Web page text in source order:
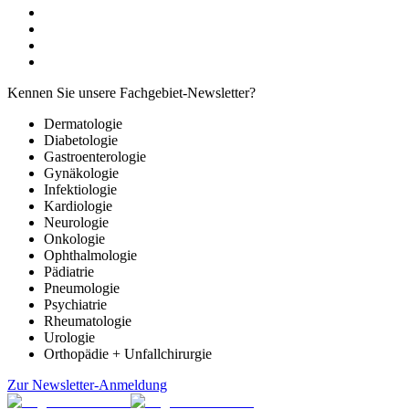
Kennen Sie unsere Fachgebiet-Newsletter?
Dermatologie
Diabetologie
Gastroenterologie
Gynäkologie
Infektiologie
Kardiologie
Neurologie
Onkologie
Ophthalmologie
Pädiatrie
Pneumologie
Psychiatrie
Rheumatologie
Urologie
Orthopädie + Unfallchirurgie
Zur Newsletter-Anmeldung